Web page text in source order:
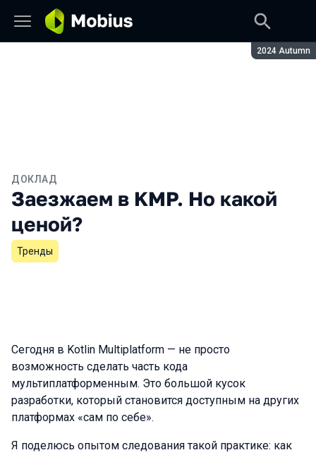
Сезон:
2024 Autumn
ДОКЛАД
Заезжаем в KMP. Но какой
ценой?
Тренды
Сегодня в Kotlin Multiplatform — не просто
возможность сделать часть кода
мультиплатформенным. Это большой кусок
разработки, который становится доступным на других
платформах «сам по себе».
Я поделюсь опытом следования такой практике: как